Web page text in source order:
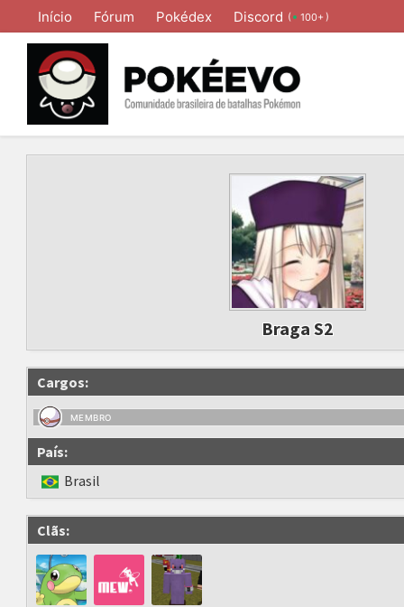
Início Fórum Pokédex Discord ( 100+ )
Braga S2
Cargos:
MEMBRO
País:
Brasil
Clãs: